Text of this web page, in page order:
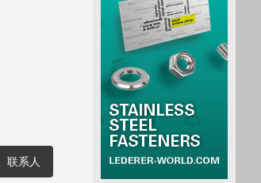
联系人